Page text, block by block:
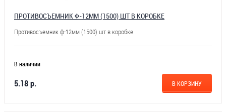
ПРОТИВОСЪЕМНИК Ф-12ММ (1500) ШТ В КОРОБКЕ
Противосъемник ф-12мм (1500) шт в коробке
В наличии
5.18 р. В КОРЗИНУ